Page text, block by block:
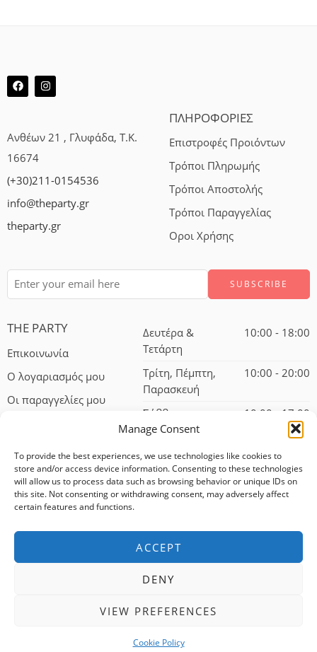
Manage Consent
To provide the best experiences, we use technologies like cookies to
store and/or access device information. Consenting to these technologies
will allow us to process data such as browsing behavior or unique IDs on
this site. Not consenting or withdrawing consent, may adversely affect
certain features and functions.
ACCEPT
DENY
VIEW PREFERENCES
Cookie Policy
Ανθέων 21 , Γλυφάδα, Τ.Κ.
16674
(+30)211-0154536
info@theparty.gr
theparty.gr
ΠΛΗΡΟΦΟΡΙΕΣ
Επιστροφές Προιόντων
Τρόποι Πληρωμής
Τρόποι Αποστολής
Τρόποι Παραγγελίας
Οροι Χρήσης
THE PARTY
Επικοινωνία
Ο λογαριασμός μου
Οι παραγγελίες μου
Δευτέρα &
Τετάρτη
10:00 - 18:00
Τρίτη, Πέμπτη,
Παρασκευή
10:00 - 20:00
Σάββατο 10:00 - 17:00